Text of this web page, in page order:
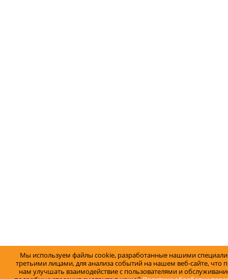
Мы используем файлы cookie, разработанные нашими
третьими лицами, для анализа событий на нашем веб-сайте, что
нам улучшать взаимодействие с пользователями и